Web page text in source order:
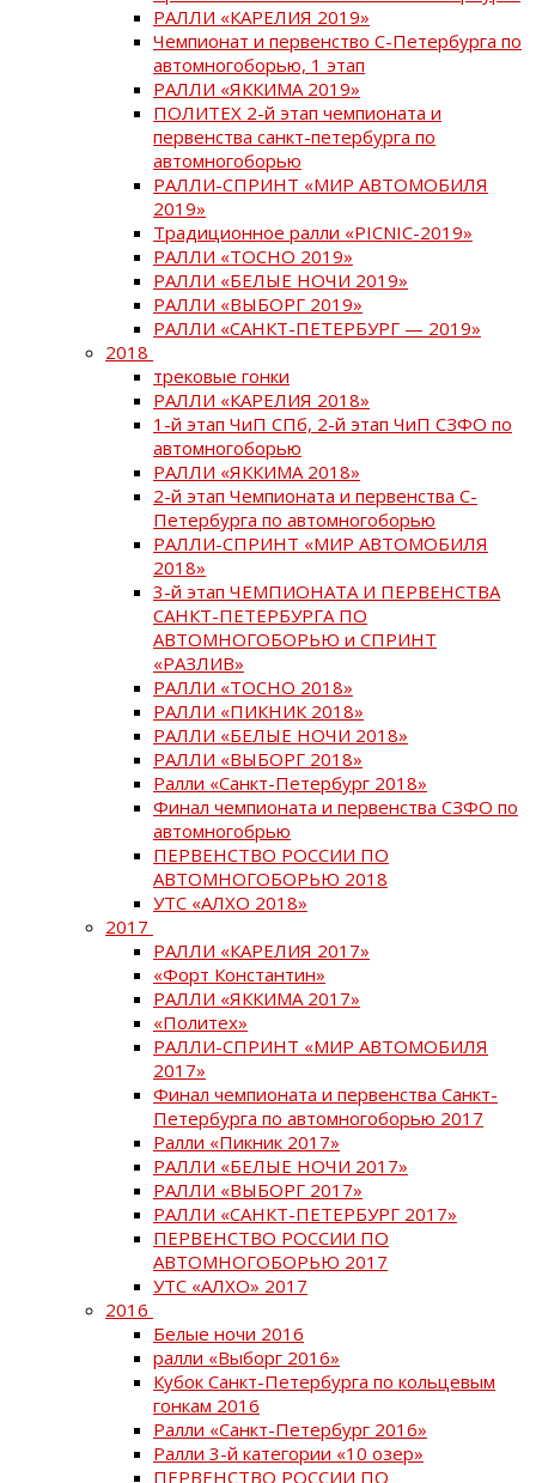
РАЛЛИ «КАРЕЛИЯ 2019»
Чемпионат и первенство С-Петербурга по
автомногоборью, 1 этап
РАЛЛИ «ЯККИМА 2019»
ПОЛИТЕХ 2-й этап чемпионата и
первенства санкт-петербурга по
автомногоборью
РАЛЛИ-СПРИНТ «МИР АВТОМОБИЛЯ
2019»
Традиционное ралли «PICNIC-2019»
РАЛЛИ «ТОСНО 2019»
РАЛЛИ «БЕЛЫЕ НОЧИ 2019»
РАЛЛИ «ВЫБОРГ 2019»
РАЛЛИ «САНКТ-ПЕТЕРБУРГ — 2019»
2018
трековые гонки
РАЛЛИ «КАРЕЛИЯ 2018»
1-й этап ЧиП СПб, 2-й этап ЧиП СЗФО по
автомногоборью
РАЛЛИ «ЯККИМА 2018»
2-й этап Чемпионата и первенства С-
Петербурга по автомногоборью
РАЛЛИ-СПРИНТ «МИР АВТОМОБИЛЯ
2018»
3-й этап ЧЕМПИОНАТА И ПЕРВЕНСТВА
САНКТ-ПЕТЕРБУРГА ПО
АВТОМНОГОБОРЬЮ и СПРИНТ
«РАЗЛИВ»
РАЛЛИ «ТОСНО 2018»
РАЛЛИ «ПИКНИК 2018»
РАЛЛИ «БЕЛЫЕ НОЧИ 2018»
РАЛЛИ «ВЫБОРГ 2018»
Ралли «Санкт-Петербург 2018»
Финал чемпионата и первенства СЗФО по
автомногобрью
ПЕРВЕНСТВО РОССИИ ПО
АВТОМНОГОБОРЬЮ 2018
УТС «АЛХО 2018»
2017
РАЛЛИ «КАРЕЛИЯ 2017»
«Форт Константин»
РАЛЛИ «ЯККИМА 2017»
«Политех»
РАЛЛИ-СПРИНТ «МИР АВТОМОБИЛЯ
2017»
Финал чемпионата и первенства Санкт-
Петербурга по автомногоборью 2017
Ралли «Пикник 2017»
РАЛЛИ «БЕЛЫЕ НОЧИ 2017»
РАЛЛИ «ВЫБОРГ 2017»
РАЛЛИ «САНКТ-ПЕТЕРБУРГ 2017»
ПЕРВЕНСТВО РОССИИ ПО
АВТОМНОГОБОРЬЮ 2017
УТС «АЛХО» 2017
2016
Белые ночи 2016
ралли «Выборг 2016»
Кубок Санкт-Петербурга по кольцевым
гонкам 2016
Ралли «Санкт-Петербург 2016»
Ралли 3-й категории «10 озер»
ПЕРВЕНСТВО РОССИИ ПО